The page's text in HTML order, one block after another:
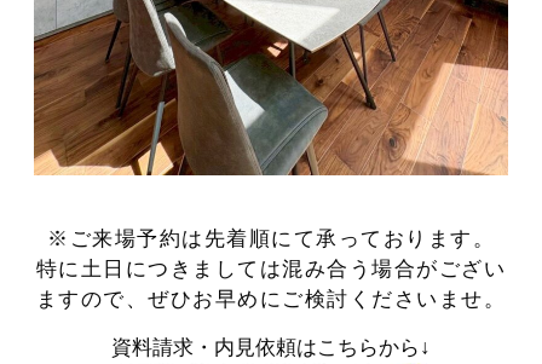
※ご来場予約は先着順にて承っております。
特に土日につきましては混み合う場合がござい
ますので、ぜひお早めにご検討くださいませ。
資料請求・内見依頼はこちらから↓